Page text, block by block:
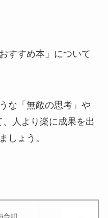
すすめ本」について
な「無敵の思考」や
、人より楽に成果を出
しょう。